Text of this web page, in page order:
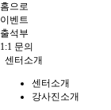
홈으로
이벤트
출석부
1:1 문의
센터소개
센터소개
강사진소개